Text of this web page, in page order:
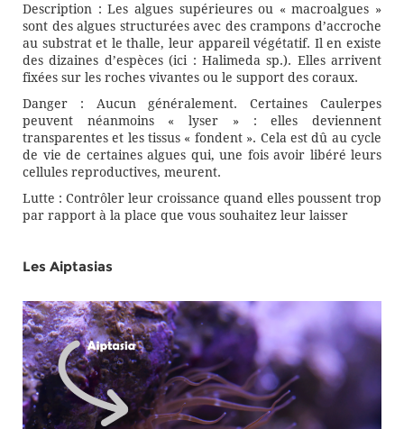
Description : Les algues supérieures ou « macroalgues »
sont des algues structurées avec des crampons d’accroche
au substrat et le thalle, leur appareil végétatif. Il en existe
des dizaines d’espèces (ici : Halimeda sp.). Elles arrivent
fixées sur les roches vivantes ou le support des coraux.
Danger : Aucun généralement. Certaines Caulerpes
peuvent néanmoins « lyser » : elles deviennent
transparentes et les tissus « fondent ». Cela est dû au cycle
de vie de certaines algues qui, une fois avoir libéré leurs
cellules reproductives, meurent.
Lutte : Contrôler leur croissance quand elles poussent trop
par rapport à la place que vous souhaitez leur laisser
Les Aiptasias